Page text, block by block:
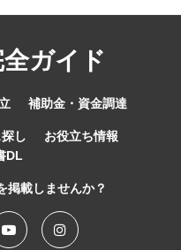
ガイド
補助金・資金調達
し
お役立ち情報
DL
掲載しませんか？